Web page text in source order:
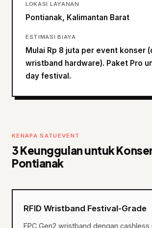
LOKASI LAYANAN
Pontianak, Kalimantan Barat
ESTIMASI BIAYA
Mulai Rp 8 juta per event konser
wristband hardware). Paket Pro
day festival.
KENAPA SATUEVENT
3 Keunggulan untuk
Pontianak
RFID Wristband Festival-Grade
EPC Gen2 wristband dengan cashless